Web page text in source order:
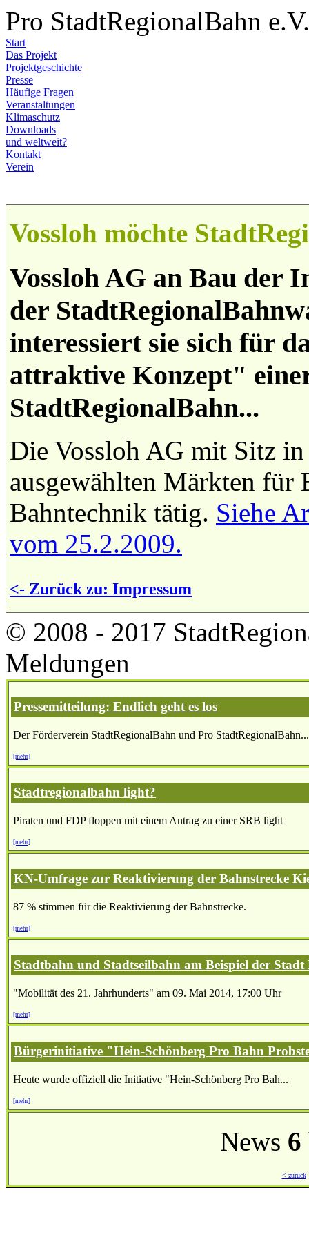
Pro StadtRegionalBahn e.V.
Start
Das Projekt
Projektgeschichte
Presse
Häufige Fragen
Veranstaltungen
Klimaschutz
Downloads
und weltweit?
Kontakt
Verein
Vossloh möchte
Vossloh AG an Bau der
der
interessiert sie sich für
attraktive Konzept"
StadtRegionalBahn...
Die Vossloh AG mit Sitz
ausgewählten Märkten für
Bahntechnik tätig. Siehe
vom 25.2.2009.
<- Zurück zu: Impressum
© 2008 - 2017
Meldungen
Pressemitteilung: Endlich geht es los
Der Förderverein StadtRegionalBahn und Pro StadtRegionalBahn...
[mehr]
Stadtregionalbahn light?
Piraten und FDP floppen mit einem Antrag zu einer SRB light
[mehr]
KN-Umfrage zur Reaktivierung der Bahnstrecke
87 % stimmen für die Reaktivierung der Bahnstrecke.
[mehr]
Stadtbahn und Stadtseilbahn am Beispiel der Stadt
"Mobilität des 21. Jahrhunderts" am 09. Mai 2014, 17:00 Uhr
[mehr]
Bürgerinitiative "Hein-Schönberg Pro Bahn
Heute wurde offiziell die Initiative "Hein-Schönberg Pro Bah...
[mehr]
News 6
< zurück